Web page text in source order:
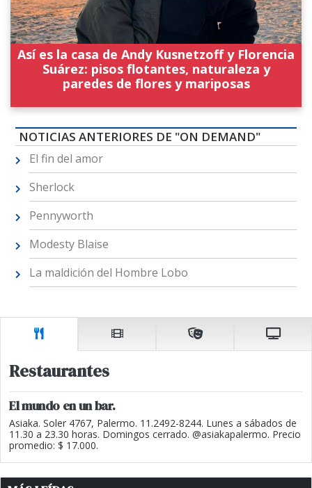
Así es la casa de Andy Kusnetzoff y Florencia
Suárez: pisos flotantes, naturaleza y
paredes de flores y mariposas
NOTICIAS ANTERIORES DE "ON DEMAND"
El fin del amor
Sherlock
Pennyworth
Modesty Blaise
La maldición del Hombre Lobo
Restaurantes
El mundo en un bar.
Asiaka. Soler 4767, Palermo. 11.2492-8244. Lunes a sábados de
11.30 a 23.30 horas. Domingos cerrado. @asiakapalermo. Precio
promedio: $ 17.000.